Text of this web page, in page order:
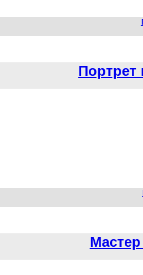
Портрет